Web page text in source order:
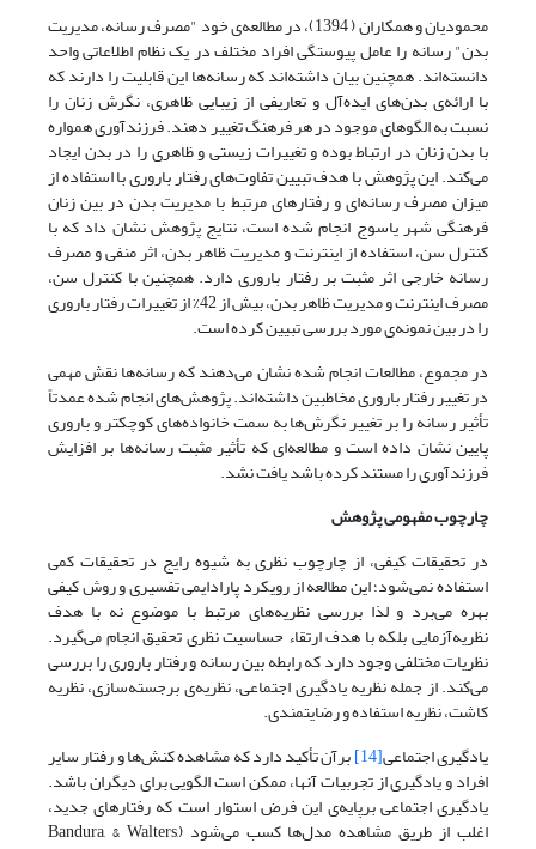
محمودیان و همکاران ( 1394)، در مطالعه‌ی خود "مصرف رسانه، مدیریت
بدن" رسانه را عامل پیوستگی افراد مختلف در یک نظام اطلاعاتی واحد
دانسته‌اند. همچنین بیان داشته‌اند که رسانه‌ها این قابلیت را دارند که
با ارائه‌ی بدن‌های ایده‌آل و تعاریفی از زیبایی ظاهری، نگرش زنان را
نسبت به الگوهای موجود در هر فرهنگ تغییر دهند. فرزندآوری همواره
با بدن زنان در ارتباط بوده و تغییرات زیستی و ظاهری را در بدن ایجاد
می‌کند. این پژوهش با هدف تبیین تفاوت‌های رفتار باروری با استفاده از
میزان مصرف رسانه‌ای و رفتارهای مرتبط با مدیریت بدن در بین زنان
فرهنگی شهر یاسوج انجام شده است، نتایج پژوهش نشان داد که با
کنترل سن، استفاده از اینترنت و مدیریت ظاهر بدن، اثر منفی و مصرف
رسانه خارجی اثر مثبت بر رفتار باروری دارد. همچنین با کنترل سن،
مصرف اینترنت و مدیریت ظاهر بدن، بیش از 42% از تغییرات رفتار باروری
را در بین نمونه‌ی مورد بررسی تبیین کرده است.
در مجموع، مطالعات انجام شده نشان می‌دهند که رسانه‌ها نقش مهمی
در تغییر رفتار باروری مخاطبین داشته‌اند. پژوهش‌های انجام شده عمدتاً
تأثیر رسانه را بر تغییر نگرش‌ها به سمت خانواده‌های کوچکتر و باروری
پایین نشان داده است و مطالعه‌ای که تأثیر مثبت رسانه‌ها بر افزایش
فرزندآوری را مستند کرده باشد یافت نشد.
چارچوب مفهومی پژوهش
در تحقیقات کیفی، از چارچوب نظری به شیوه رایج در تحقیقات کمی
استفاده نمی‌شود؛ این مطالعه از رویکرد پارادایمی تفسیری و روش کیفی
بهره‌ می‌برد و لذا بررسی نظریه‌های مرتبط با موضوع نه با هدف
نظریه‌آزمایی بلکه با هدف ارتقاء حساسیت نظری تحقیق انجام می‌گیرد.
نظریات مختلفی وجود دارد که رابطه بین رسانه و رفتار باروری را بررسی
می‌کند. از جمله نظریه‌ یادگیری اجتماعی، نظریه‌ی برجسته‌سازی، نظریه
کاشت، نظریه استفاده و رضایتمندی.
یادگیری اجتماعی[14] برآن تأکید دارد که مشاهده کنش‌ها و رفتار سایر
افراد و یادگیری از تجربیات آنها، ممکن است الگویی برای دیگران باشد.
یادگیری اجتماعی برپایه‌ی این فرض استوار است که رفتارهای جدید،
اغلب از طریق مشاهده مدل‌ها کسب می‌شود (Bandura, & Walters,